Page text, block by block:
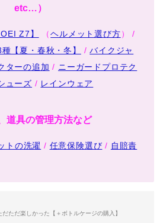
etc…）
Z7】 （ヘルメット選び方） /
【夏・春秋・冬】 /バイクジャ
ターの追加 / ニーガードプロテク
ューズ / レインウェア
道具の管理方法など
トの洗濯 / 任意保険選び / 自賠責
ただ楽しかった【＋ボトルケージの購入】